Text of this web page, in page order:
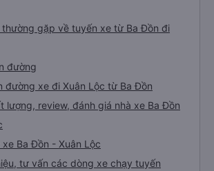
thường gặp về tuyến xe từ Ba Đồn đi
đường
đường xe đi Xuân Lộc từ Ba Đồn
lượng, review, đánh giá nhà xe Ba Đồn
xe Ba Đồn - Xuân Lộc
tư vấn các dòng xe chạy tuyến